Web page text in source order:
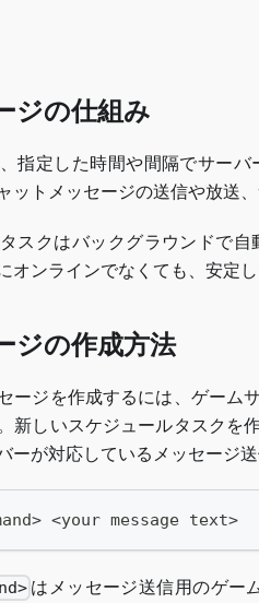
ジの仕組み
指定した時間や間隔でサー
ットメッセージの送信や放送
スクはバックグラウンドで
オンラインでなくても、安定し
ジの作成方法
ージを作成するには、ゲーム
新しいスケジュールタスクを作
ーが対応しているメッセージ
<your message text>
はメッセージ送信用のゲー